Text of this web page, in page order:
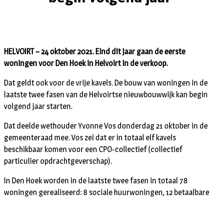
HELVOIRT – 24 oktober 2021. Eind dit jaar gaan de eerste
woningen voor Den Hoek in Helvoirt in de verkoop.
Dat geldt ook voor de vrije kavels. De bouw van woningen in de
laatste twee fasen van de Helvoirtse nieuwbouwwijk kan begin
volgend jaar starten.
Dat deelde wethouder Yvonne Vos donderdag 21 oktober in de
gemeenteraad mee. Vos zei dat er in totaal elf kavels
beschikbaar komen voor een CPO-collectief (collectief
particulier opdrachtgeverschap).
In Den Hoek worden in de laatste twee fasen in totaal 78
woningen gerealiseerd: 8 sociale huurwoningen, 12 betaalbare